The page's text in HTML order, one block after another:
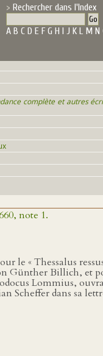
Rechercher dans l'Index
A B C D E F G H I J K L M N